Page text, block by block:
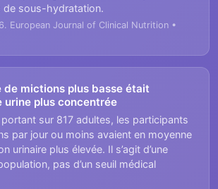
de sous-hydratation.
European Journal of Clinical Nutrition •
de mictions plus basse était
urine plus concentrée
sur 817 adultes, les participants
par jour ou moins avaient en moyenne
urinaire plus élevée. Il s’agit d’une
pas d’un seuil médical